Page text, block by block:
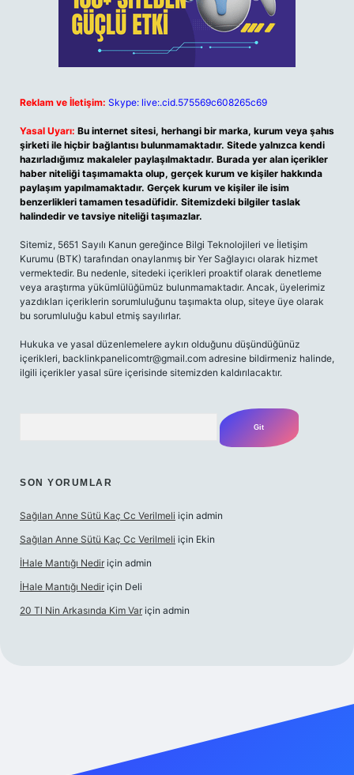
Reklam ve İletişim: Skype: live:.cid.575569c608265c69
Yasal Uyarı: Bu internet sitesi, herhangi bir marka, kurum veya şahıs
şirketi ile hiçbir bağlantısı bulunmamaktadır. Sitede yalnızca kendi
hazırladığımız makaleler paylaşılmaktadır. Burada yer alan içerikler
haber niteliği taşımamakta olup, gerçek kurum ve kişiler hakkında
paylaşım yapılmamaktadır. Gerçek kurum ve kişiler ile isim
benzerlikleri tamamen tesadüfidir. Sitemizdeki bilgiler taslak
halindedir ve tavsiye niteliği taşımazlar.
Sitemiz, 5651 Sayılı Kanun gereğince Bilgi Teknolojileri ve İletişim
Kurumu (BTK) tarafından onaylanmış bir Yer Sağlayıcı olarak hizmet
vermektedir. Bu nedenle, sitedeki içerikleri proaktif olarak denetleme
veya araştırma yükümlülüğümüz bulunmamaktadır. Ancak, üyelerimiz
yazdıkları içeriklerin sorumluluğunu taşımakta olup, siteye üye olarak
bu sorumluluğu kabul etmiş sayılırlar.
Hukuka ve yasal düzenlemelere aykırı olduğunu düşündüğünüz
içerikleri, backlinkpanelicomtr@gmail.com adresine bildirmeniz halinde,
ilgili içerikler yasal süre içerisinde sitemizden kaldırılacaktır.
SON YORUMLAR
Sağılan Anne Sütü Kaç Cc Verilmeli için admin
Sağılan Anne Sütü Kaç Cc Verilmeli için Ekin
İHale Mantığı Nedir için admin
İHale Mantığı Nedir için Deli
20 Tl Nin Arkasında Kim Var için admin
https://